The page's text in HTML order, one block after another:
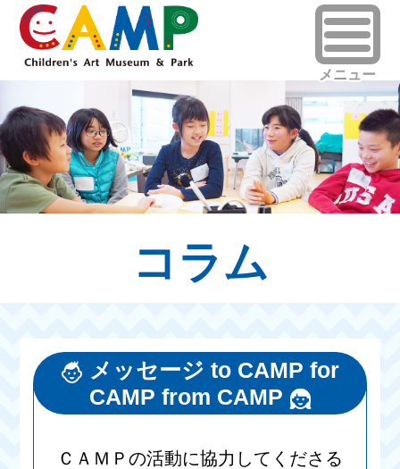
コラム
メッセージ to CAMP for
CAMP from CAMP
ＣＡＭＰの活動に協力してくださる